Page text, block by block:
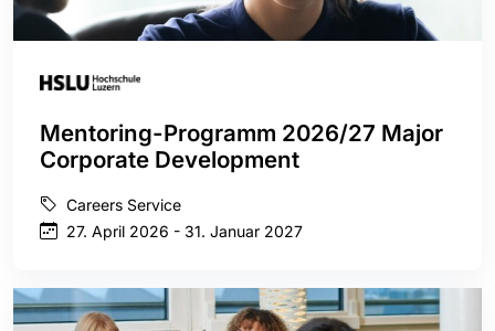
Mentoring-Programm 2026/27 Major
Corporate Development
Careers Service
27. April 2026 - 31. Januar 2027